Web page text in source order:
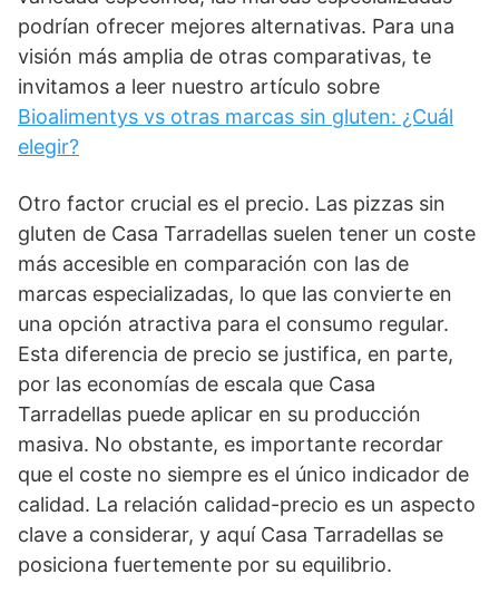
podrían ofrecer mejores alternativas. Para una
visión más amplia de otras comparativas, te
invitamos a leer nuestro artículo sobre
Bioalimentys vs otras marcas sin gluten: ¿Cuál
elegir?
Otro factor crucial es el precio. Las pizzas sin
gluten de Casa Tarradellas suelen tener un coste
más accesible en comparación con las de
marcas especializadas, lo que las convierte en
una opción atractiva para el consumo regular.
Esta diferencia de precio se justifica, en parte,
por las economías de escala que Casa
Tarradellas puede aplicar en su producción
masiva. No obstante, es importante recordar
que el coste no siempre es el único indicador de
calidad. La relación calidad-precio es un aspecto
clave a considerar, y aquí Casa Tarradellas se
posiciona fuertemente por su equilibrio.